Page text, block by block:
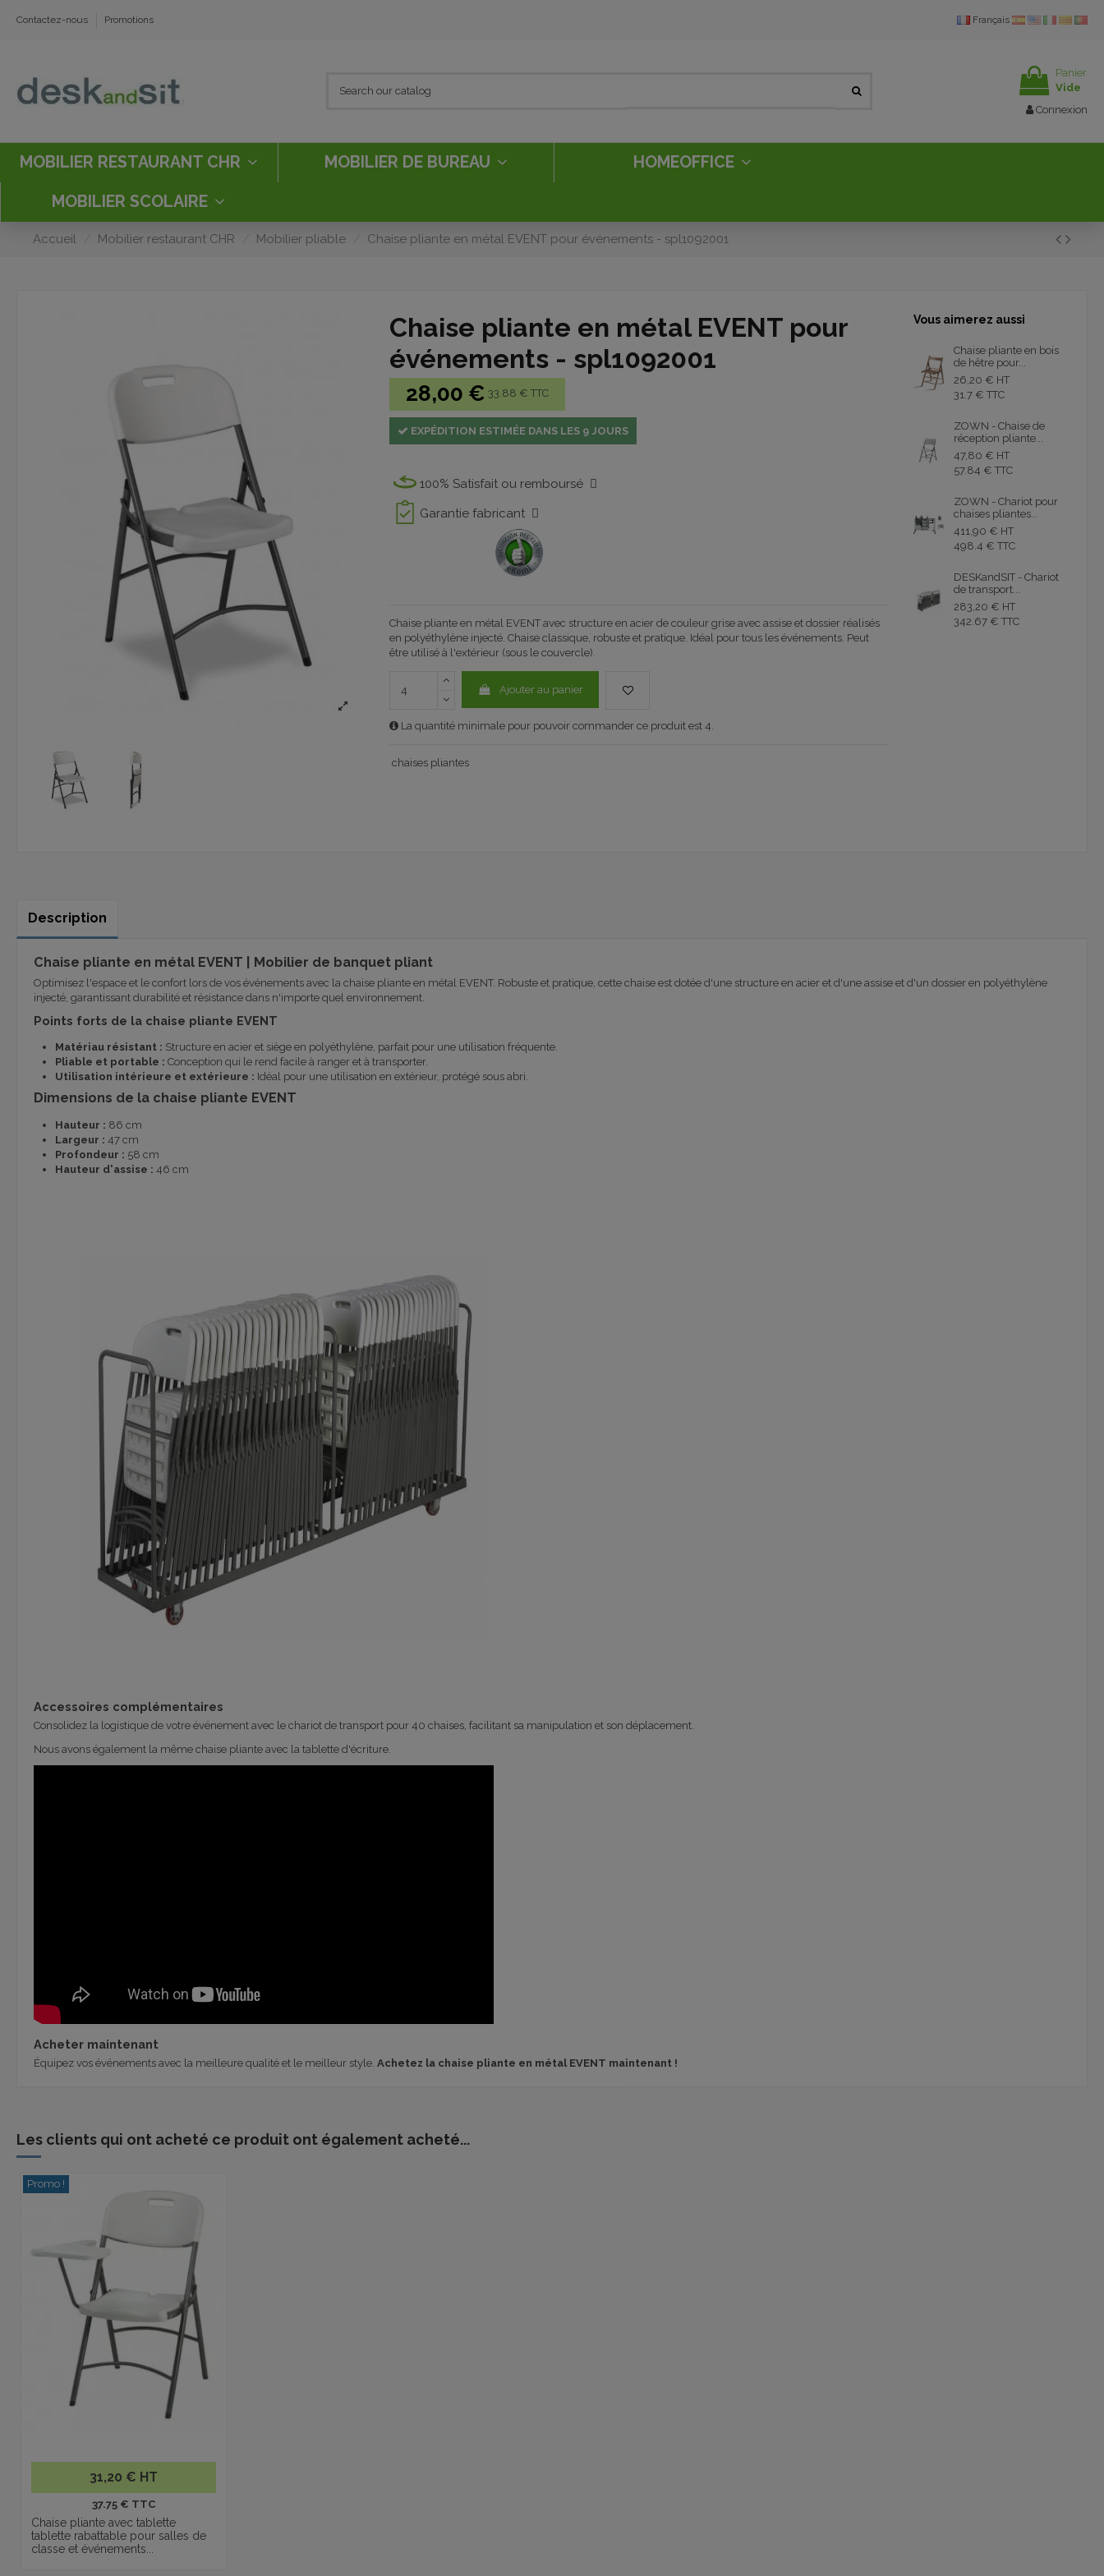
Contactez-nous Promotions Français
Panier
Vide
Connexion
MOBILIER RESTAURANT CHR MOBILIER DE BUREAU HOMEOFFICE
MOBILIER SCOLAIRE
Accueil Mobilier restaurant CHR Mobilier pliable Chaise pliante en métal EVENT pour événements - spl1092001
Chaise pliante en métal EVENT pour
événements - spl1092001
28,00 € 33.88 € TTC
EXPÉDITION ESTIMÉE DANS LES 9 JOURS
100% Satisfait ou remboursé
Garantie fabricant
Chaise pliante en métal EVENT avec structure en acier de couleur grise avec assise et dossier réalisés
en polyéthylène injecté. Chaise classique, robuste et pratique. Idéal pour tous les événements. Peut
être utilisé à l'extérieur (sous le couvercle).
Ajouter au panier
La quantité minimale pour pouvoir commander ce produit est 4.
chaises pliantes
Vous aimerez aussi
Chaise pliante en bois
de hêtre pour...
26,20 € HT
31.7 € TTC
ZOWN - Chaise de
réception pliante...
47,80 € HT
57.84 € TTC
ZOWN - Chariot pour
chaises pliantes...
411,90 € HT
498.4 € TTC
DESKandSIT - Chariot
de transport...
283,20 € HT
342.67 € TTC
Description
Chaise pliante en métal EVENT | Mobilier de banquet pliant
Optimisez l'espace et le confort lors de vos événements avec la chaise pliante en métal EVENT. Robuste et pratique, cette chaise est dotée d'une structure en acier et d'une assise et d'un dossier en polyéthylène
injecté, garantissant durabilité et résistance dans n'importe quel environnement.
Points forts de la chaise pliante EVENT
Matériau résistant : Structure en acier et siège en polyéthylène, parfait pour une utilisation fréquente.
Pliable et portable : Conception qui le rend facile à ranger et à transporter.
Utilisation intérieure et extérieure : Idéal pour une utilisation en extérieur, protégé sous abri.
Dimensions de la chaise pliante EVENT
Hauteur : 86 cm
Largeur : 47 cm
Profondeur : 58 cm
Hauteur d'assise : 46 cm
Accessoires complémentaires
Consolidez la logistique de votre événement avec le chariot de transport pour 40 chaises, facilitant sa manipulation et son déplacement.
Nous avons également la même chaise pliante avec la tablette d'écriture.
Acheter maintenant
Équipez vos événements avec la meilleure qualité et le meilleur style. Achetez la chaise pliante en métal EVENT maintenant !
Les clients qui ont acheté ce produit ont également acheté...
Promo !
31,20 € HT
37.75 € TTC
Chaise pliante avec tablette
tablette rabattable pour salles de
classe et événements...